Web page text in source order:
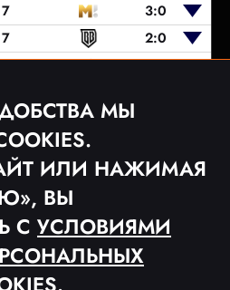
3:0
2:0
4:2
2
МЫ
ИЛИ НАЖИМАЯ
ВЫ
С УСЛОВИЯМИ